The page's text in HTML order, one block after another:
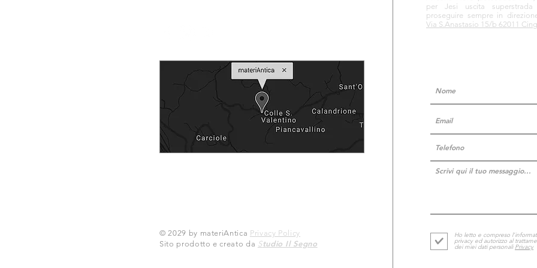
per Jesi uscita superstrada
proseguire sempre in
Via S.Anastasio 15/b 62011
© 2029 by materiAntica Privacy Policy
Sito prodotto e creato da Studio Il Segno
Ho letto e compreso
privacy ed autorizzo al
dei miei dati personali Privacy